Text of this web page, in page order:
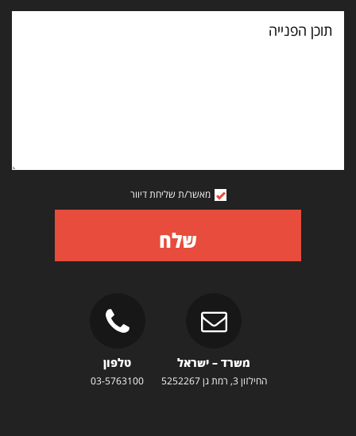
תוכן
הפנייה
מאשר/ת שליחת דיוור
שלח
משרד – ישראל
החילזון 3, רמת גן 5252267
טלפון
03-5763100